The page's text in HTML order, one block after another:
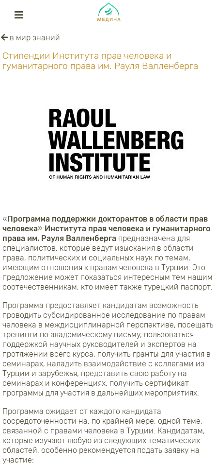
в мир знаний
Стипендии Института прав человека и
гуманитарного права им. Рауля Валленберга
«Программа поддержки докторантов в области прав
человека» Института прав человека и гуманитарного
права им. Рауля Валленберга предназначена для
специалистов, которые ведут изыскания в области
права, политических и социальных наук по темам,
имеющим отношения к правам человека в Турции. Это
предложение может показаться интересным тем нашим
соотечественникам, кто имеет также турецкий паспорт.
Программа предоставляет кандидатам возможность
проводить субсидированное исследование по правам
человека в междисциплинарной перспективе, посещать
тренинги по академическому письму, пользоваться
поддержкой научных руководителей и экспертов на
протяжении всего курса, получить гранты для участия в
семинарах, наладить взаимодействие с коллегами из
Турции и зарубежья, представить свою работу на
семинарах и конференциях, получить сертификат
программы для участия в дальнейших мероприятиях.
Программа ожидает от каждого кандидата
сосредоточенности на, по крайней мере, одной теме,
связанной с правами человека в Турции. Кандидатам,
которые изучают любую из следующих тематических
областей, особенно рекомендуется подать заявку на
участие: